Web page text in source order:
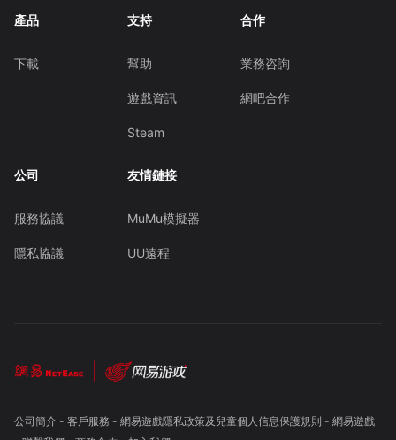
產品
下載
支持
幫助
遊戲資訊
Steam
合作
業務咨詢
網吧合作
公司
服務協議
隱私協議
友情鏈接
MuMu模擬器
UU遠程
公司簡介- 客戶服務 - 網易遊戲隱私政策及兒童個人信息保護規則 - 網易遊戲